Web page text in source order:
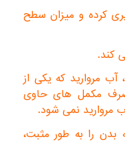
کرده و میزان سطح
کند.
مروارید که یکی از
مکمل های حاوی
مروارید نمی شود.
را به طور مثبت،